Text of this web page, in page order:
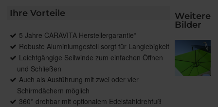
Ihre Vorteile
5 Jahre CARAVITA Herstellergarantie*
Robuste Aluminiumgestell sorgt für Langlebigkeit
Leichtgängige Seilwinde zum einfachen Öffnen
und Schließen
Auch als Ausführung mit zwei oder vier
Schirmdächern möglich
360° drehbar mit optionalem Edelstahldrehfuß
Weitere
Bilder